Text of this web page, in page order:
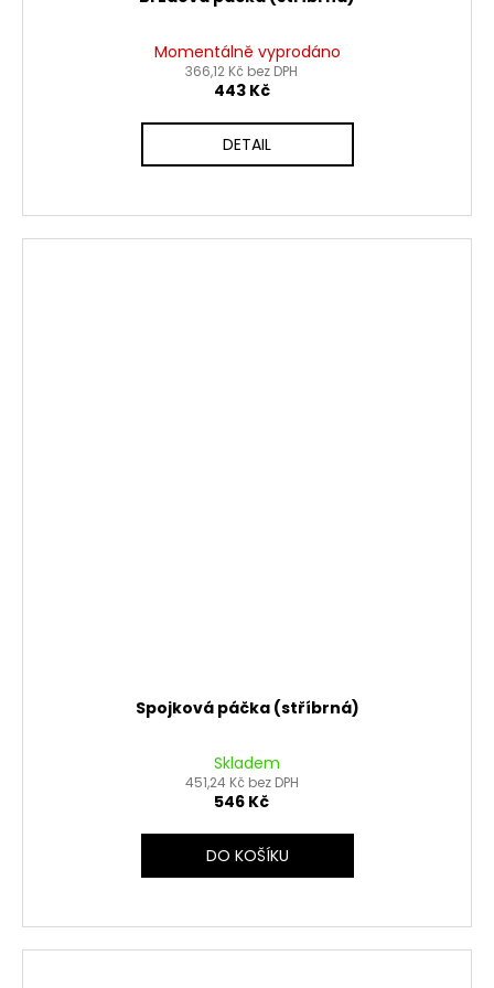
Momentálně vyprodáno
366,12 Kč bez DPH
443 Kč
DETAIL
Spojková páčka (stříbrná)
Skladem
451,24 Kč bez DPH
546 Kč
DO KOŠÍKU